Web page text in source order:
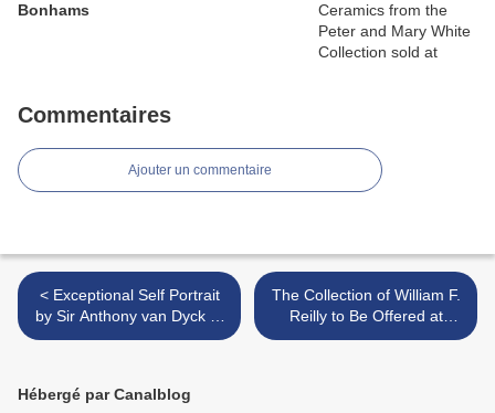
Bonhams
Commentaires
Ajouter un commentaire
< Exceptional Self Portrait
by Sir Anthony van Dyck to
Feature in Sotheby's Sale
The Collection of William F.
Reilly to Be Offered at
Christie's New York >
Hébergé par Canalblog